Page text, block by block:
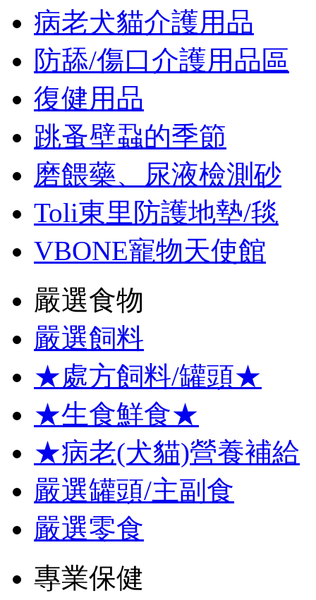
病老犬貓介護用品
防舔/傷口介護用品區
復健用品
跳蚤壁蝨的季節
磨餵藥、尿液檢測砂
Toli東里防護地墊/毯
VBONE寵物天使館
嚴選食物
嚴選飼料
★處方飼料/罐頭★
★生食鮮食★
★病老(犬貓)營養補給
嚴選罐頭/主副食
嚴選零食
專業保健